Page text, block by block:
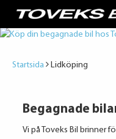
Startsida Lidköping
Begagnade
Vi på Toveks Bil brinner